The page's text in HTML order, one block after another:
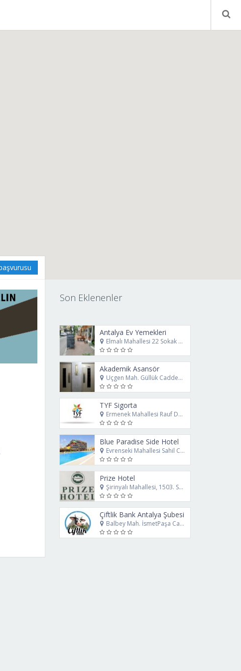
Son Eklenenler
Antalya Ev Yemekleri
Elmalı Mahallesi 22 Sokak No: 8/B Muratpaşa Antalya
Akademik Asansör
Üçgen Mah. Güllük Caddesi. No: 78 Muratpaşa Antalya
TYF Sigorta
Ermenek Mahallesi Rauf Denktaş Caddesi No69 Muratpaşa Antalya
Blue Paradise Side Hotel
Evrenseki Mahallesi Sahil Caddesi No:12 Manavgat Antalya
Prize Hotel
Şirinyalı Mahallesi, 1503. Sk. No:4 Muratpaşa Antalya
Çiftlik Bank Antalya Şubesi
Balbey Mah. İsmetPaşa Cad. No 16 Muratpaşa - Antalya